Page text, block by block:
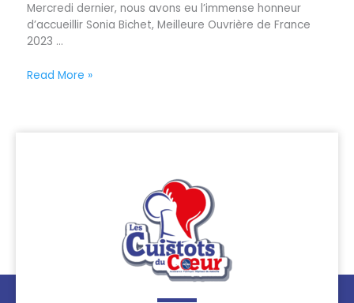
Mercredi dernier, nous avons eu l’immense honneur
d’accueillir Sonia Bichet, Meilleure Ouvrière de France
2023 ...
Read More »